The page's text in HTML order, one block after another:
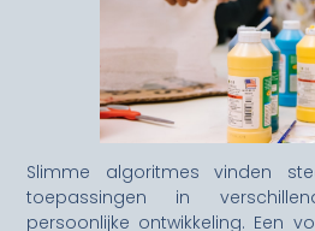
Slimme algoritmes vinden
toepassingen in
persoonlijke ontwikkeling. Een